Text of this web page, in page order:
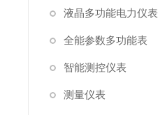
液晶多功能电力仪表
全能参数多功能表
智能测控仪表
测量仪表